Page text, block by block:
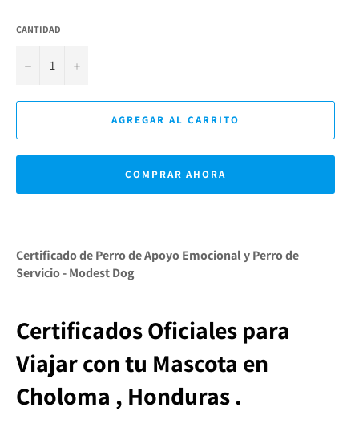
CANTIDAD
− +
AGREGAR AL CARRITO
COMPRAR AHORA
Certificado de Perro de Apoyo Emocional y Perro de
Servicio - Modest Dog
Certificados Oficiales para
Viajar con tu Mascota en
Choloma , Honduras .